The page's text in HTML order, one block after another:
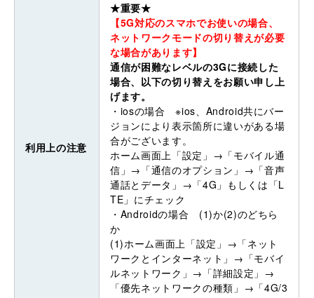
利用上の注意
★重要★
【5G対応のスマホでお使いの場合、
ネットワークモードの切り替えが必要
な場合があります】
通信が困難なレベルの3Gに接続した
場合、以下の切り替えをお願い申し上
げます。
・iosの場合 ※ios、Android共にバー
ジョンにより表示箇所に違いがある場
合がございます。
ホーム画面上「設定」→「モバイル通
信」→「通信のオプション」→「音声
通話とデータ」→「4G」もしくは「L
TE」にチェック
・Androidの場合 (1)か(2)のどちら
か
(1)ホーム画面上「設定」→「ネット
ワークとインターネット」→「モバイ
ルネットワーク」→「詳細設定」→
「優先ネットワークの種類」→「4G/3